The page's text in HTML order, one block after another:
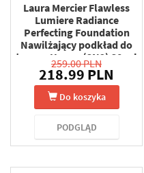
Laura Mercier Flawless
Lumiere Radiance
Perfecting Foundation
Nawilżający podkład do
twarzy Honey (3N2) 30 ml
259.00 PLN
218.99 PLN
Do koszyka
PODGLĄD